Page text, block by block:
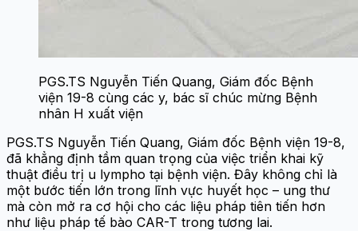
PGS.TS Nguyễn Tiến Quang, Giám đốc Bệnh
viện 19-8 cùng các y, bác sĩ chúc mừng Bệnh
nhân H xuất viện
PGS.TS Nguyễn Tiến Quang, Giám đốc Bệnh viện 19-8,
đã khẳng định tầm quan trọng của việc triển khai kỹ
thuật điều trị u lympho tại bệnh viện. Đây không chỉ là
một bước tiến lớn trong lĩnh vực huyết học – ung thư
mà còn mở ra cơ hội cho các liệu pháp tiên tiến hơn
như liệu pháp tế bào CAR-T trong tương lai.